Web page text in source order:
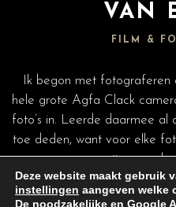
VAN
FILM &
Ik begon met
hele grote Agfa Clack
foto’s in. Leerde daarmee
toe deden, want voor elke
moeite waard
Deze website maakt gebruik
instellingen aangeven welke
De noodzakelijke en Google